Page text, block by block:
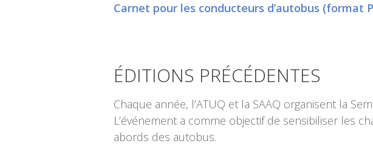
Carnet pour les conducteurs d’autobus (format
ÉDITIONS PRÉCÉDENTES
Chaque année, l’ATUQ et la SAAQ organisent la
L’événement a comme objectif de sensibiliser les
abords des autobus.